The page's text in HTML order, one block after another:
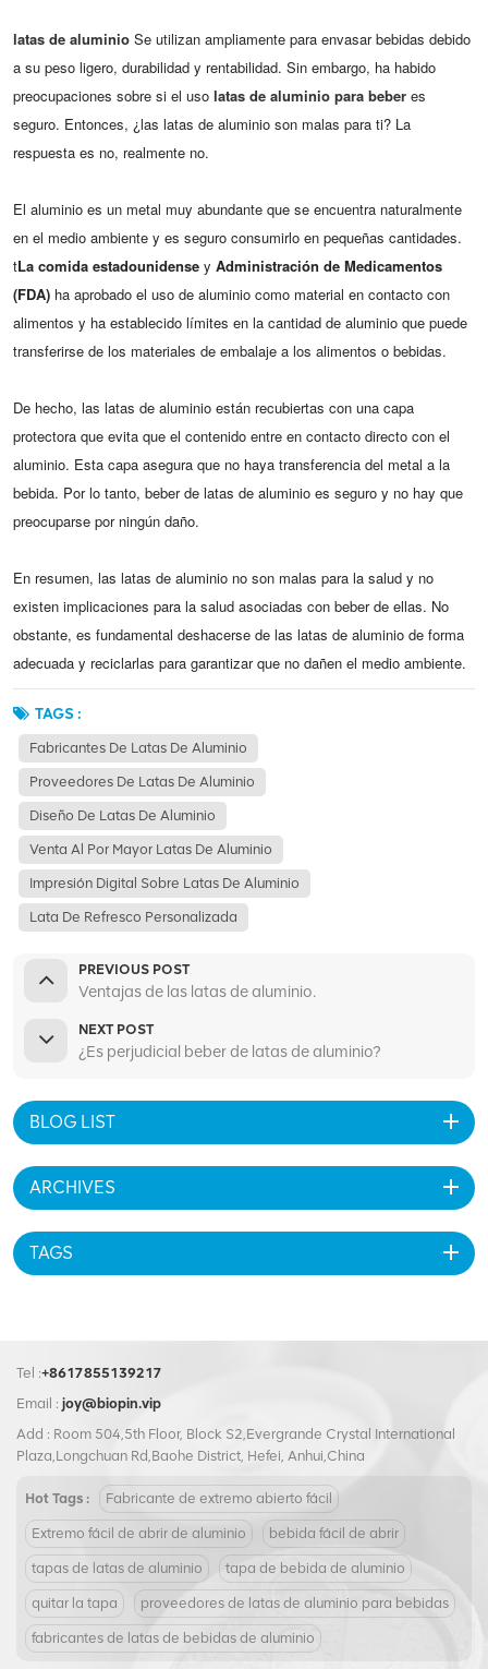
latas de aluminio Se utilizan ampliamente para envasar bebidas debido
a su peso ligero, durabilidad y rentabilidad. Sin embargo, ha habido
preocupaciones sobre si el uso latas de aluminio para beber es
seguro. Entonces, ¿las latas de aluminio son malas para ti? La
respuesta es no, realmente no.
El aluminio es un metal muy abundante que se encuentra naturalmente
en el medio ambiente y es seguro consumirlo en pequeñas cantidades.
tLa comida estadounidense y Administración de Medicamentos
(FDA) ha aprobado el uso de aluminio como material en contacto con
alimentos y ha establecido límites en la cantidad de aluminio que puede
transferirse de los materiales de embalaje a los alimentos o bebidas.
De hecho, las latas de aluminio están recubiertas con una capa
protectora que evita que el contenido entre en contacto directo con el
aluminio. Esta capa asegura que no haya transferencia del metal a la
bebida. Por lo tanto, beber de latas de aluminio es seguro y no hay que
preocuparse por ningún daño.
En resumen, las latas de aluminio no son malas para la salud y no
existen implicaciones para la salud asociadas con beber de ellas. No
obstante, es fundamental deshacerse de las latas de aluminio de forma
adecuada y reciclarlas para garantizar que no dañen el medio ambiente.
TAGS :
Fabricantes De Latas De Aluminio
Proveedores De Latas De Aluminio
Diseño De Latas De Aluminio
Venta Al Por Mayor Latas De Aluminio
Impresión Digital Sobre Latas De Aluminio
Lata De Refresco Personalizada
PREVIOUS POST
Ventajas de las latas de aluminio.
NEXT POST
¿Es perjudicial beber de latas de aluminio?
BLOG LIST
ARCHIVES
TAGS
Tel :+8617855139217
Email : joy@biopin.vip
Add : Room 504,5th Floor, Block S2,Evergrande Crystal International
Plaza,Longchuan Rd,Baohe District, Hefei, Anhui,China
Hot Tags : Fabricante de extremo abierto fácil
Extremo fácil de abrir de aluminio bebida fácil de abrir
tapas de latas de aluminio tapa de bebida de aluminio
quitar la tapa proveedores de latas de aluminio para bebidas
fabricantes de latas de bebidas de aluminio